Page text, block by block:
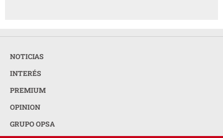
NOTICIAS
INTERÉS
PREMIUM
OPINION
GRUPO OPSA